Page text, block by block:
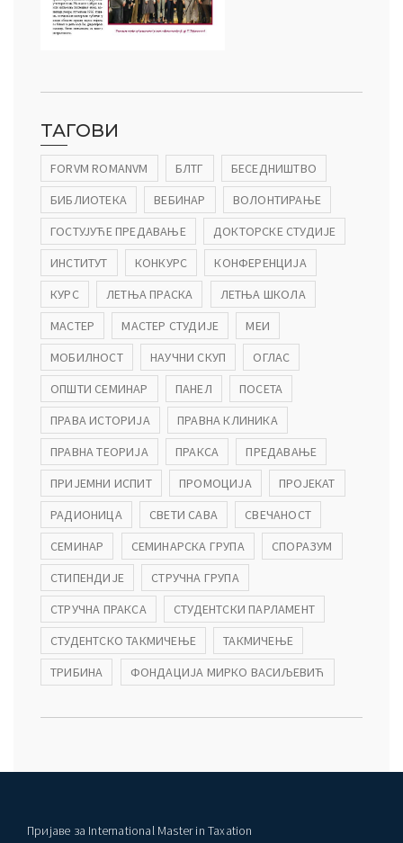
ТАГОВИ
FORVM ROMANVM БЛТГ
БЕСЕДНИШТВО
БИБЛИОТЕКА
ВЕБИНАР
ВОЛОНТИРАЊЕ
ГОСТУЈУЋЕ ПРЕДАВАЊЕ
ДОКТОРСКЕ СТУДИЈЕ
ИНСТИТУТ
КОНКУРС
КОНФЕРЕНЦИЈА
КУРС
ЛЕТЊА ПРАСКА
ЛЕТЊА ШКОЛА
МАСТЕР
МАСТЕР СТУДИЈЕ
МЕИ
МОБИЛНОСТ
НАУЧНИ СКУП
ОГЛАС
ОПШТИ СЕМИНАР
ПАНЕЛ
ПОСЕТА
ПРАВА ИСТОРИЈА
ПРАВНА КЛИНИКА
ПРАВНА ТЕОРИЈА
ПРАКСА
ПРЕДАВАЊЕ
ПРИЈЕМНИ ИСПИТ
ПРОМОЦИЈА
ПРОЈЕКАТ
РАДИОНИЦА
СВЕТИ САВА
СВЕЧАНОСТ
СЕМИНАР
СЕМИНАРСКА ГРУПА
СПОРАЗУМ
СТИПЕНДИЈЕ
СТРУЧНА ГРУПА
СТРУЧНА ПРАКСА
СТУДЕНТСКИ ПАРЛАМЕНТ
СТУДЕНТСКО ТАКМИЧЕЊЕ
ТАКМИЧЕЊЕ
ТРИБИНА
ФОНДАЦИЈА МИРКО ВАСИЉЕВИЋ
Пријаве за International Master in Taxation